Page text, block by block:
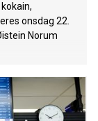
onsdag 22.
Norum